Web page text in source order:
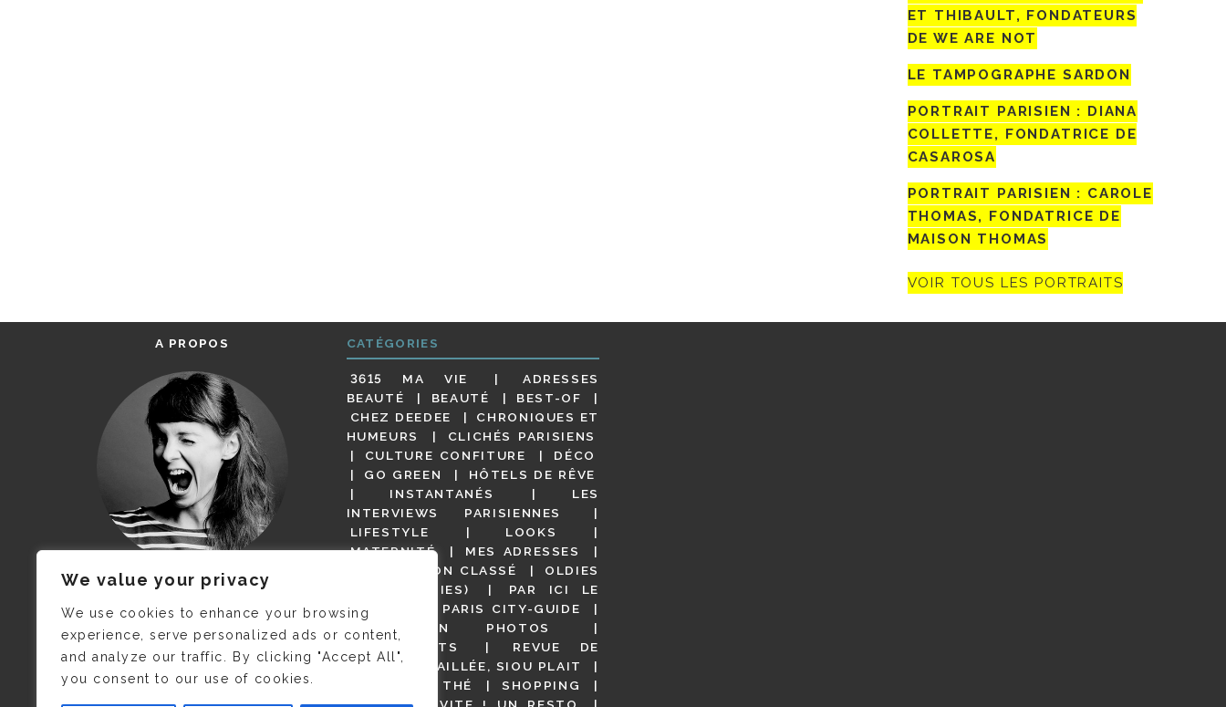
We value your privacy
We use cookies to enhance your browsing
experience, serve personalized ads or content,
and analyze our traffic. By clicking "Accept All",
you consent to our use of cookies.
ET THIBAULT, FONDATEURS
DE WE ARE NOT
LE TAMPOGRAPHE SARDON
PORTRAIT PARISIEN : DIANA
COLLETTE, FONDATRICE DE
CASAROSA
PORTRAIT PARISIEN : CAROLE
THOMAS, FONDATRICE DE
MAISON THOMAS
VOIR TOUS LES PORTRAITS
A PROPOS
JE M’APPELLE DELPHINE MAIS
C’EST ©CAMILLE COLLIN QUI A
PRIS CETTE PHOTO !
CATÉGORIES
3615 MA VIE
ADRESSES
BEAUTÉ
BEAUTÉ
BEST-OF
CHEZ DEEDEE
CHRONIQUES ET
HUMEURS
CLICHÉS PARISIENS
CULTURE CONFITURE
DÉCO
GO GREEN
HÔTELS DE RÊVE
INSTANTANÉS
LES
INTERVIEWS PARISIENNES
LIFESTYLE
LOOKS
MATERNITÉ
MES ADRESSES
NON CLASSÉ
OLDIES
(BUT GOODIES)
PAR ICI LE
MAGOT !
PARIS CITY-GUIDE
PARIS EN PHOTOS
RESTAURANTS
REVUE DE
PRESSE DÉTAILLÉE, SIOU PLAIT
SALONS DE THÉ
SHOPPING
VIDÉOS
VITE ! UN RESTO